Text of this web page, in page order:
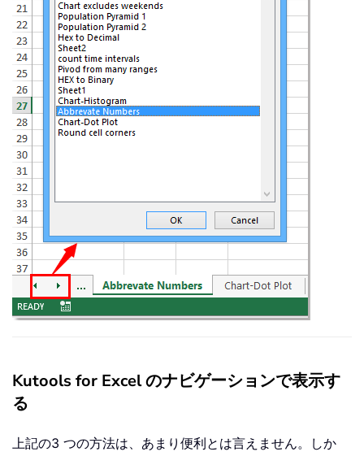
Kutools for Excel のナビゲーションで表示す
る
上記の3 つの方法は、あまり便利とは言えません。しか